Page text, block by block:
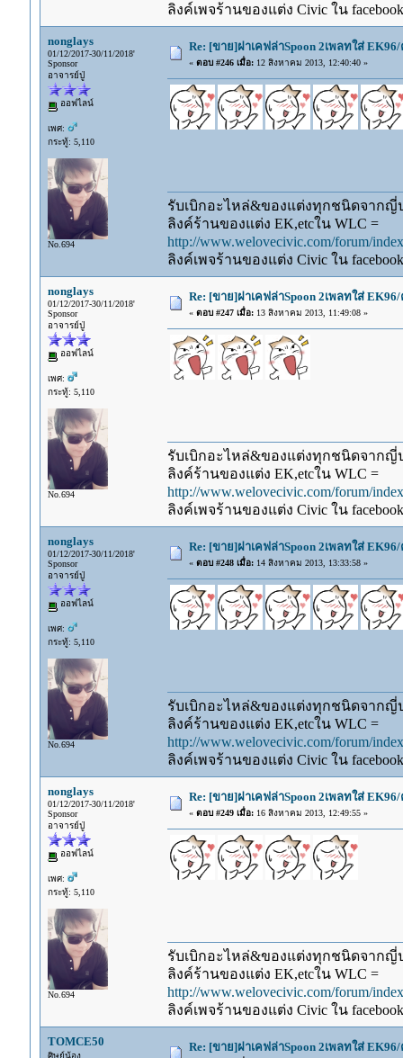
ลิงค์เพจร้านของแต่ง Civic ใน
nonglays
01/12/2017-30/11/2018'
Sponsor
อาจารย์ปู่
ออฟไลน์
เพศ:
กระทู้: 5,110
No.694
Re: [ขาย]ฝาเคฟล่าSpoon 2เพลทใส่
« ตอบ #246 เมื่อ:12 สิงหาคม 2013, 12:40:40 »
รับเบิกอะไหล่&ของแต่งทุกชนิดจากญี่
ลิงค์ร้านของแต่ง EK,etcใน WLC =
http://www.welovecivic.com/forum/
ลิงค์เพจร้านของแต่ง Civic ใน
nonglays
01/12/2017-30/11/2018'
Sponsor
อาจารย์ปู่
ออฟไลน์
เพศ:
กระทู้: 5,110
No.694
Re: [ขาย]ฝาเคฟล่าSpoon 2เพลทใส่
« ตอบ #247 เมื่อ:13 สิงหาคม 2013, 11:49:08 »
รับเบิกอะไหล่&ของแต่งทุกชนิดจากญี่
ลิงค์ร้านของแต่ง EK,etcใน WLC =
http://www.welovecivic.com/forum/
ลิงค์เพจร้านของแต่ง Civic ใน
nonglays
01/12/2017-30/11/2018'
Sponsor
อาจารย์ปู่
ออฟไลน์
เพศ:
กระทู้: 5,110
No.694
Re: [ขาย]ฝาเคฟล่าSpoon 2เพลทใส่
« ตอบ #248 เมื่อ:14 สิงหาคม 2013, 13:33:58 »
รับเบิกอะไหล่&ของแต่งทุกชนิดจากญี่
ลิงค์ร้านของแต่ง EK,etcใน WLC =
http://www.welovecivic.com/forum/
ลิงค์เพจร้านของแต่ง Civic ใน
nonglays
01/12/2017-30/11/2018'
Sponsor
อาจารย์ปู่
ออฟไลน์
เพศ:
กระทู้: 5,110
No.694
Re: [ขาย]ฝาเคฟล่าSpoon 2เพลทใส่
« ตอบ #249 เมื่อ:16 สิงหาคม 2013, 12:49:55 »
รับเบิกอะไหล่&ของแต่งทุกชนิดจากญี่
ลิงค์ร้านของแต่ง EK,etcใน WLC =
http://www.welovecivic.com/forum/
ลิงค์เพจร้านของแต่ง Civic ใน
TOMCE50
ศิษย์น้อง
Re: [ขาย]ฝาเคฟล่าSpoon 2เพลทใส่